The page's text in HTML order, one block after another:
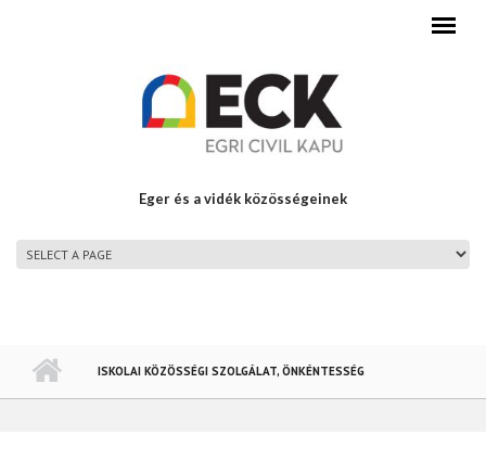
Eger és a vidék közösségeinek
ISKOLAI KÖZÖSSÉGI SZOLGÁLAT, ÖNKÉNTESSÉG